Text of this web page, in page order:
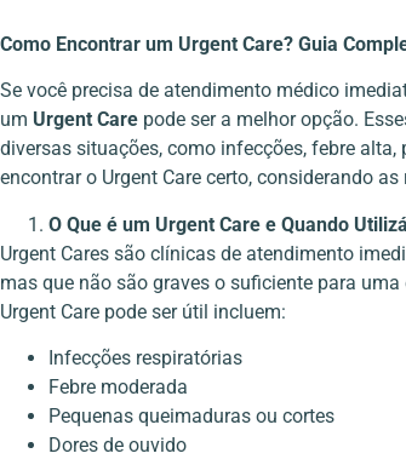
Como Encontrar um Urgent Care? Guia
Se você precisa de atendimento médico
um Urgent Care pode ser a melhor opção.
diversas situações, como infecções, febre
encontrar o Urgent Care certo, considerando
O Que é um Urgent Care e Quando
Urgent Cares são clínicas de atendimento
mas que não são graves o suficiente para
Urgent Care pode ser útil incluem:
Infecções respiratórias
Febre moderada
Pequenas queimaduras ou cortes
Dores de ouvido